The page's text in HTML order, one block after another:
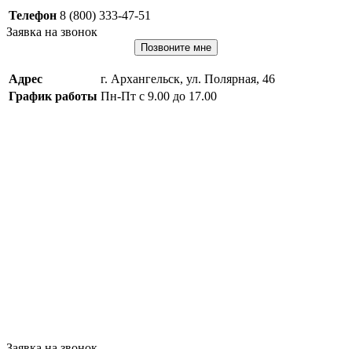
Телефон 8 (800) 333-47-51
Заявка на звонок
Позвоните мне
Адрес
г. Архангельск, ул. Полярная, 46
График работы Пн-Пт с 9.00 до 17.00